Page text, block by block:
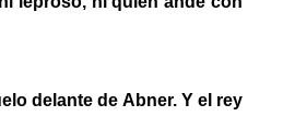
delante de Abner. Y el rey